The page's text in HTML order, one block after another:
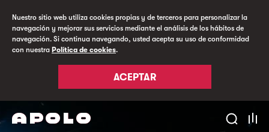
Nuestro sitio web utiliza cookies propias y de terceros para personalizar la
navegación y mejorar sus servicios mediante el análisis de los hábitos de
navegación. Si continua navegando, usted acepta su uso de conformidad
con nuestra Política de cookies.
ACEPTAR